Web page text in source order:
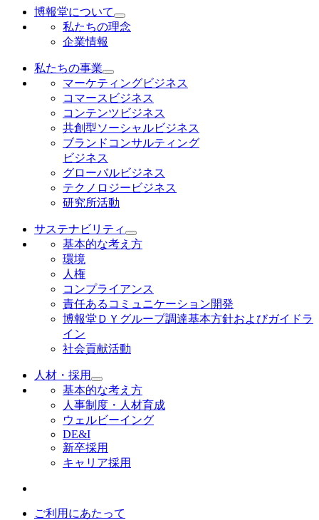
博報堂について
私たちの理念
企業情報
私たちの事業
マーケティングビジネス
コマースビジネス
コンテンツビジネス
共創型ソーシャルビジネス
ブランドコンサルティング
ビジネス
グローバルビジネス
テクノロジービジネス
研究所活動
サステナビリティ
基本的な考え方
環境
人権
コンプライアンス
責任あるコミュニケーション開発
博報堂ＤＹグループ調達基本方針およびガイドラ
イン
社会貢献活動
人材・採用
基本的な考え方
人事制度・人材育成
ウェルビーイング
DE&I
新卒採用
キャリア採用
ご利用にあたって